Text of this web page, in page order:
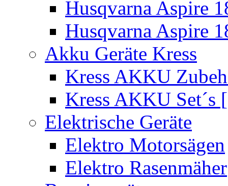
Husqvarna Aspire
Husqvarna Aspire
Akku Geräte Kress
Kress AKKU
Kress AKKU Set´s
Elektrische Geräte
Elektro Motorsägen
Elektro Rasenmäher